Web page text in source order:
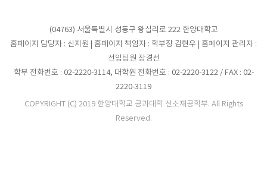
(04763) 서울특별시 성동구 왕십리로 222 한양대학교
홈페이지 담당자 : 신지원 | 홈페이지 책임자 : 학부장 김현우 | 홈페이지 관리자 :
선임팀원 장경선
학부 전화번호 : 02-2220-3114, 대학원 전화번호 : 02-2220-3122 / FAX : 02-
2220-3119
COPYRIGHT (C) 2019 한양대학교 공과대학 신소재공학부. All Rights
Reserved.